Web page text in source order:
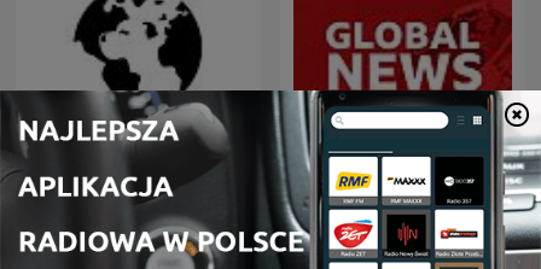
Dział Zagraniczny Global News Podcast